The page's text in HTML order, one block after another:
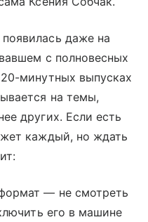
даже на
с полновесных
минутных выпусках
на темы,
других. Если есть
каждый, но ждать
— не смотреть
его в машине